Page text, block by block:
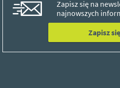
Zapisz się na
najnowszych
Zapisz się